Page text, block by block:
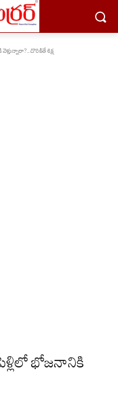
దొరికితే శిక్ష
భోజనానికి